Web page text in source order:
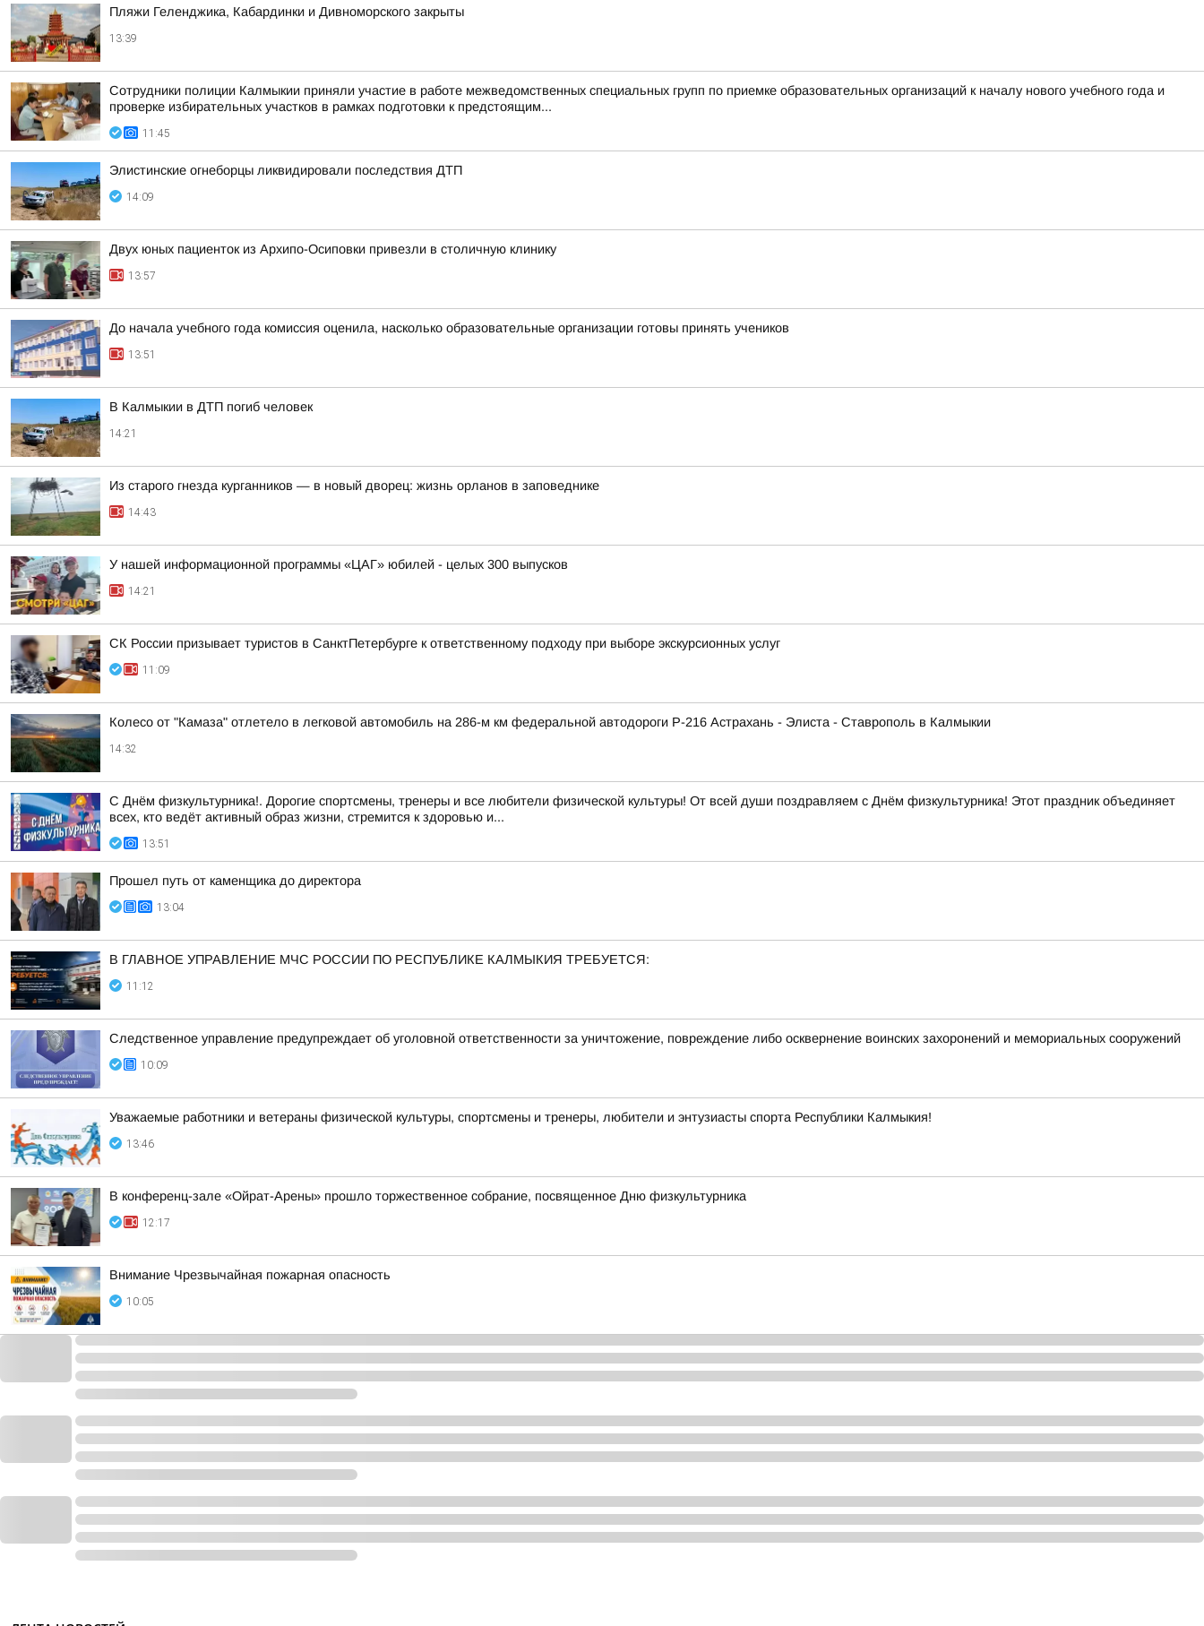
Пляжи Геленджика, Кабардинки и Дивноморского закрыты
13:39
Сотрудники полиции Калмыкии приняли участие в работе межведомственных специальных групп по приемке образовательных организаций к началу нового учебного года и
проверке избирательных участков в рамках подготовки к предстоящим...
11:45
Элистинские огнеборцы ликвидировали последствия ДТП
14:09
Двух юных пациенток из Архипо-Осиповки привезли в столичную клинику
13:57
До начала учебного года комиссия оценила, насколько образовательные организации готовы принять учеников
13:51
В Калмыкии в ДТП погиб человек
14:21
Из старого гнезда курганников — в новый дворец: жизнь орланов в заповеднике
14:43
У нашей информационной программы «ЦАГ» юбилей - целых 300 выпусков
14:21
СК России призывает туристов в СанктПетербурге к ответственному подходу при выборе экскурсионных услуг
11:09
Колесо от "Камаза" отлетело в легковой автомобиль на 286-м км федеральной автодороги Р-216 Астрахань - Элиста - Ставрополь в Калмыкии
14:32
С Днём физкультурника!. Дорогие спортсмены, тренеры и все любители физической культуры! От всей души поздравляем с Днём физкультурника! Этот праздник объединяет
всех, кто ведёт активный образ жизни, стремится к здоровью и...
13:51
Прошел путь от каменщика до директора
13:04
В ГЛАВНОЕ УПРАВЛЕНИЕ МЧС РОССИИ ПО РЕСПУБЛИКЕ КАЛМЫКИЯ ТРЕБУЕТСЯ:
11:12
Следственное управление предупреждает об уголовной ответственности за уничтожение, повреждение либо осквернение воинских захоронений и мемориальных сооружений
10:09
Уважаемые работники и ветераны физической культуры, спортсмены и тренеры, любители и энтузиасты спорта Республики Калмыкия!
13:46
В конференц-зале «Ойрат-Арены» прошло торжественное собрание, посвященное Дню физкультурника
12:17
Внимание Чрезвычайная пожарная опасность
10:05